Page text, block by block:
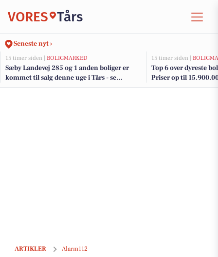
VORES Tårs
Seneste nyt ›
15 timer siden | BOLIGMARKED
Sæby Landevej 285 og 1 anden boliger er
kommet til salg denne uge i Tårs - se
boligerne her.
15 timer siden |
Top 6 over dyreste
Priser op til
ARTIKLER Alarm112
17-årig anholdt for spirituskørsel nord for Tårs